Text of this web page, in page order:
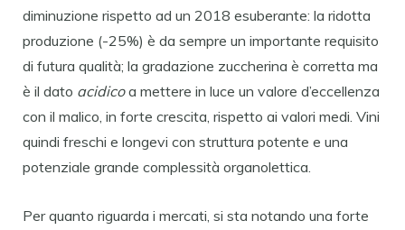
diminuzione rispetto ad un 2018 esuberante: la ridotta
produzione (-25%) è da sempre un importante requisito
di futura qualità; la gradazione zuccherina è corretta ma
è il dato acidicoa mettere in luce un valore d’eccellenza
con il malico, in forte crescita, rispetto ai valori medi. Vini
quindi freschi e longevi con struttura potente e una
potenziale grande complessità organolettica.
Per quanto riguarda i mercati, si sta notando una forte